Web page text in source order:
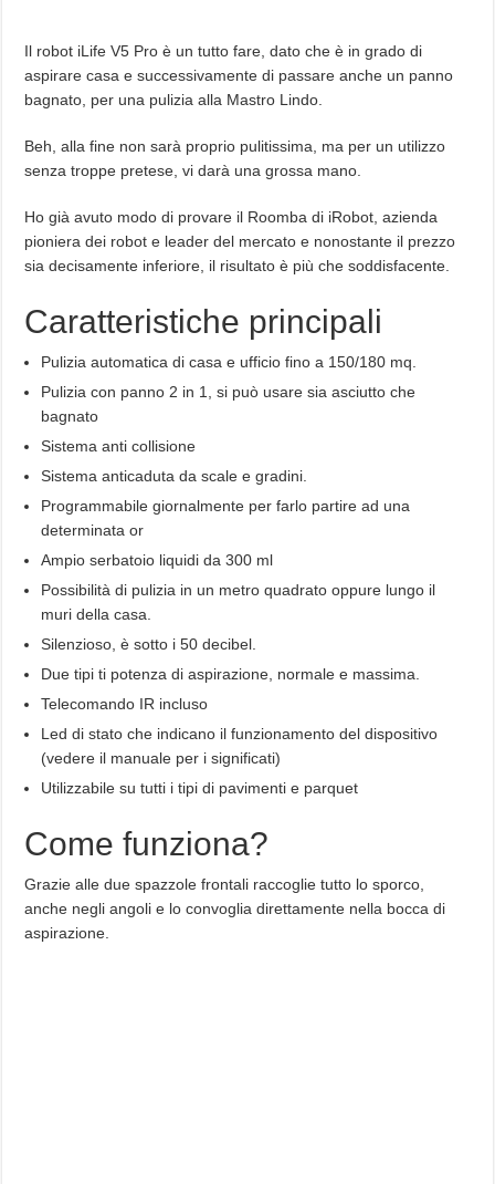
Il robot iLife V5 Pro è un tutto fare, dato che è in grado di
aspirare casa e successivamente di passare anche un panno
bagnato, per una pulizia alla Mastro Lindo.
Beh, alla fine non sarà proprio pulitissima, ma per un utilizzo
senza troppe pretese, vi darà una grossa mano.
Ho già avuto modo di provare il Roomba di iRobot, azienda
pioniera dei robot e leader del mercato e nonostante il prezzo
sia decisamente inferiore, il risultato è più che soddisfacente.
Caratteristiche principali
Pulizia automatica di casa e ufficio fino a 150/180 mq.
Pulizia con panno 2 in 1, si può usare sia asciutto che
bagnato
Sistema anti collisione
Sistema anticaduta da scale e gradini.
Programmabile giornalmente per farlo partire ad una
determinata or
Ampio serbatoio liquidi da 300 ml
Possibilità di pulizia in un metro quadrato oppure lungo il
muri della casa.
Silenzioso, è sotto i 50 decibel.
Due tipi ti potenza di aspirazione, normale e massima.
Telecomando IR incluso
Led di stato che indicano il funzionamento del dispositivo
(vedere il manuale per i significati)
Utilizzabile su tutti i tipi di pavimenti e parquet
Come funziona?
Grazie alle due spazzole frontali raccoglie tutto lo sporco,
anche negli angoli e lo convoglia direttamente nella bocca di
aspirazione.